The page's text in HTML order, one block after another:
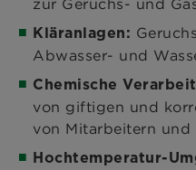
zur Geruchs- und
Kläranlagen:
Abwasser- und
Chemische
von giftigen und
von Mitarbeitern und
Hochtemperatur-